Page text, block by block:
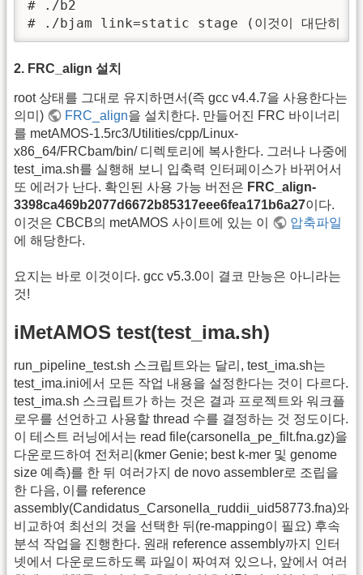
# ./b2
# ./bjam link=static stage (이것이 대단히 중
2. FRC_align 설치
root 상태를 그대로 유지하면서(즉 gcc v4.4.7을 사용한다는
의미)
FRC_align을 설치한다. 만들어진 FRC 바이너리
를 metAMOS-1.5rc3/Utilities/cpp/Linux-
x86_64/FRCbam/bin/ 디렉토리에 복사한다. 그러나 나중에
test_ima.sh를 실행해 보니 입축력 인터페이스가 바뀌어서
또 에러가 난다. 확인된 사용 가능 버전은 FRC_align-
3398ca469b2077d6672b85317eee6fea171b6a27이다.
이것은 CBCB의 metAMOS 사이트에 있는 이
압축파일
에 해당한다.
요지는 바로 이것이다. gcc v5.3.0이 결코 만능은 아니라는
것!
iMetAMOS test(test_ima.sh)
run_pipeline_test.sh 스크립트와는 달리, test_ima.sh는
test_ima.ini에서 모든 작업 내용을 설정한다는 것이 다르다.
test_ima.sh 스크립트가 하는 것은 결과 프로젝트와 워크플
로우를 선언하고 사용할 thread 수를 결정하는 것 정도이다.
이 테스트 러닝에서는 read file(carsonella_pe_filt.fna.gz)을
다운로드하여 전처리(kmer Genie; best k-mer 및 genome
size 예측)를 한 뒤 여러가지 de novo assembler로 조립을
한 다음, 이를 reference
assembly(Candidatus_Carsonella_ruddii_uid58773.fna)와
비교하여 최선의 것을 선택한 뒤(re-mapping이 필요) 후속
분석 작업을 진행한다. 원래 reference assembly까지 인터
넷에서 다운로드하도록 파일이 짜여져 있으나, 앞에서 여러